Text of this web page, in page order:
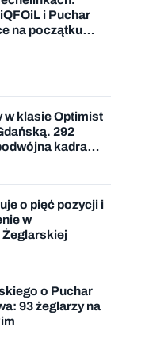
i Puchar
na początku
w klasie Optimist
292
kadra
o pięć pozycji i
w
Żeglarskiej
o Puchar
93 żeglarzy na